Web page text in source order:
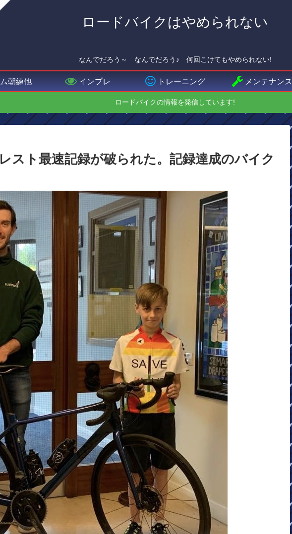
ロードバイクはやめられない
なんでだろう～ なんでだろう♪ 何回こけてもやめられない!
朝練他 インプレ トレーニング メンテナンス
ロードバイクの情報を発信しています!
スト最速記録が破られた。記録達成のバイク